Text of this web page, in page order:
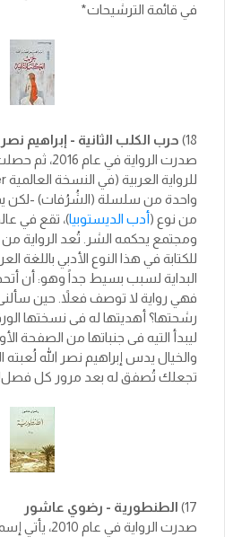
في قائمة الترشيحات*
18) حرب الكلب الثانية - إبراهيم نصر
صدرت الرواية في
واحدة من سلسلة (الشُرُفات) -لكن
من نوع (أدب الديستوبيا)، تقع في
ومجتمع يحكمه الشر. تُعد الرواية من
للكتابة في هذا النوع الأدبي باللغة
البداية لسبب بسيط جداً وهو: أن
فهي رواية لا توصف فعلاً. حين
رشحتها؟ أهديتها له فى نسختها
ليبدأ التيه فى جنباتها من الصفحة
والخيال يدس إبراهيم نصر الله
تجعلك تُصفق له بعد مرور كل
17) الطنطورية - رضوي عاشور
صدرت الرواية في